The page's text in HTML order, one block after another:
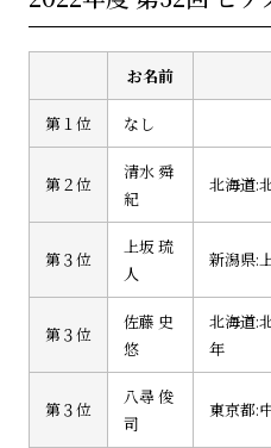
お名前
第１位 なし
第２位
清水 舜
紀
北海道:
第３位
上坂 琉
人
新潟県:
第３位
佐藤 史
悠
北海道:
年
第３位
八尋 俊
司
東京都: